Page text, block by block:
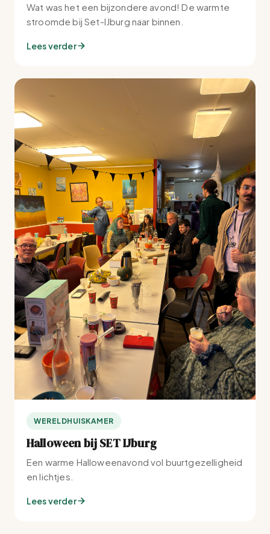
Wat was het een bijzondere avond! De warmte
stroomde bij Set-IJburg naar binnen.
Lees verder
WERELDHUISKAMER
Halloween bij SET IJburg
Een warme Halloweenavond vol buurtgezelligheid
en lichtjes.
Lees verder